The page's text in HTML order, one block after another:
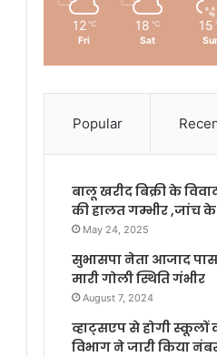
12 ℃
Fri
18 ℃
Sat
15
Popular
बालू खरीद बिक्री के
की हालत गम्भीर ,जांच
May 24, 2025
सुभासपा नेता आजाद
मारी गोली स्थिति गंभीर
August 7, 2024
व्हाट्सएप से होगी स्कूलों
विभाग ने जारी किया